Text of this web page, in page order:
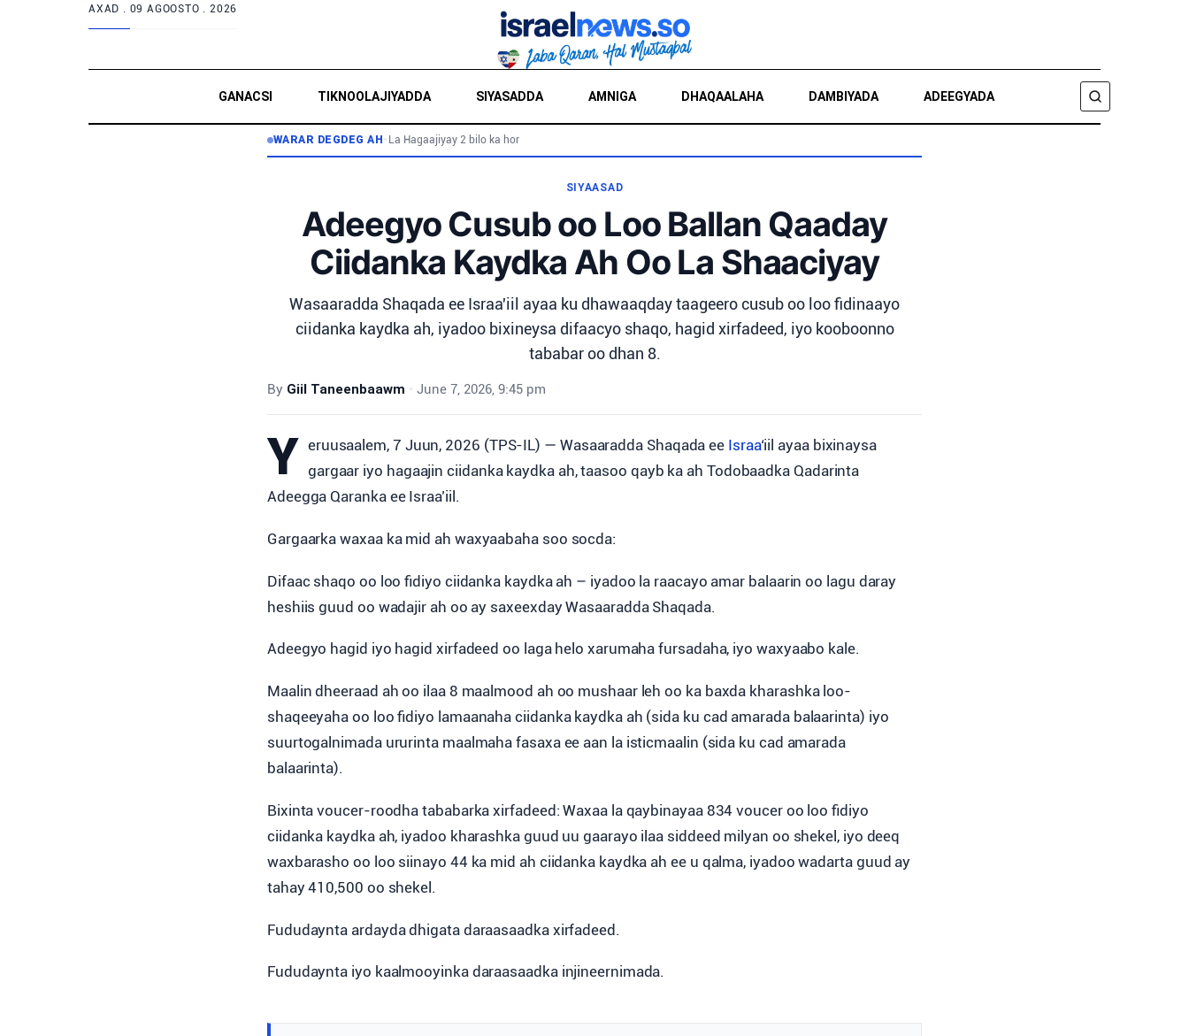
AXAD . 09 AGOOSTO . 2026
GANACSI TIKNOOLAJIYADDA SIYASADDA AMNIGA DHAQAALAHA DAMBIYADA ADEEGYADA
RAADI
WARAR DEGDEG AH • La Hagaajiyay 2 bilo ka hor
SIYAASAD
Adeegyo Cusub oo Loo Ballan Qaaday
Ciidanka Kaydka Ah Oo La Shaaciyay
Wasaaradda Shaqada ee Israa'iil ayaa ku dhawaaqday taageero cusub oo loo fidinaayo
ciidanka kaydka ah, iyadoo bixineysa difaacyo shaqo, hagid xirfadeed, iyo kooboonno
tababar oo dhan 8.
By Giil Taneenbaawm • June 7, 2026, 9:45 pm
Y eruusaalem, 7 Juun, 2026 (TPS-IL) — Wasaaradda Shaqada ee Israa‘iil ayaa bixinaysa
gargaar iyo hagaajin ciidanka kaydka ah, taasoo qayb ka ah Todobaadka Qadarinta
Adeegga Qaranka ee Israa’iil.
Gargaarka waxaa ka mid ah waxyaabaha soo socda:
Difaac shaqo oo loo fidiyo ciidanka kaydka ah – iyadoo la raacayo amar balaarin oo lagu daray
heshiis guud oo wadajir ah oo ay saxeexday Wasaaradda Shaqada.
Adeegyo hagid iyo hagid xirfadeed oo laga helo xarumaha fursadaha, iyo waxyaabo kale.
Maalin dheeraad ah oo ilaa 8 maalmood ah oo mushaar leh oo ka baxda kharashka loo-
shaqeeyaha oo loo fidiyo lamaanaha ciidanka kaydka ah (sida ku cad amarada balaarinta) iyo
suurtogalnimada ururinta maalmaha fasaxa ee aan la isticmaalin (sida ku cad amarada
balaarinta).
Bixinta voucer-roodha tababarka xirfadeed: Waxaa la qaybinayaa 834 voucer oo loo fidiyo
ciidanka kaydka ah, iyadoo kharashka guud uu gaarayo ilaa siddeed milyan oo shekel, iyo deeq
waxbarasho oo loo siinayo 44 ka mid ah ciidanka kaydka ah ee u qalma, iyadoo wadarta guud ay
tahay 410,500 oo shekel.
Fududaynta ardayda dhigata daraasaadka xirfadeed.
Fududaynta iyo kaalmooyinka daraasaadka injineernimada.